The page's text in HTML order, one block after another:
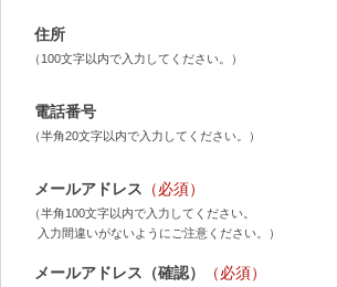
住所
（100文字以内で入力してください。）
電話番号
（半角20文字以内で入力してください。）
メールアドレス （必須）
（半角100文字以内で入力してください。
入力間違いがないようにご注意ください。）
メールアドレス（確認） （必須）